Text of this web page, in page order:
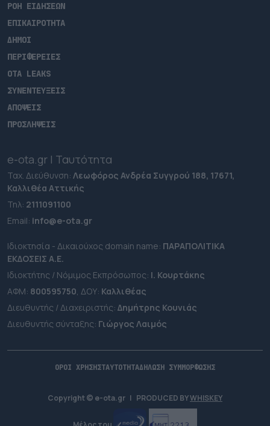
ΡΟΗ ΕΙΔΗΣΕΩΝ
ΕΠΙΚΑΙΡΟΤΗΤΑ
ΔΗΜΟΙ
ΠΕΡΙΦΕΡΕΙΕΣ
OTA LEAKS
ΣΥΝΕΝΤΕΥΞΕΙΣ
ΑΠΟΨΕΙΣ
ΠΡΟΣΛΗΨΕΙΣ
e-ota.gr | Ταυτότητα
Ταχ. Διεύθυνση: Λεωφόρος Ανδρέα Συγγρού 188, 17671,
Καλλιθέα Αττικής
Τηλ: 2111091100
Εmail: info@e-ota.gr
Ιδιοκτησία - Δικαιούχος domain name: ΠΑΡΑΠΟΛΙΤΙΚΑ
ΕΚΔΟΣΕΙΣ A.E.
Ιδιοκτήτης / Νόμιμος Εκπρόσωπος: Ι. Κουρτάκης
ΑΦΜ: 800595750, ΔΟΥ: Καλλιθέας
Διευθυντής / Διαχειριστής: Δημήτρης Κουνιάς
Διευθυντής σύνταξης: Γιώργος Λαιμός
ΟΡΟΙ ΧΡΗΣΗΣΤΑΥΤΟΤΗΤΑΔΗΛΩΣΗ ΣΥΜΜΟΡΦΩΣΗΣ
Copyright © e-ota.gr | PRODUCED BYWHISKEY